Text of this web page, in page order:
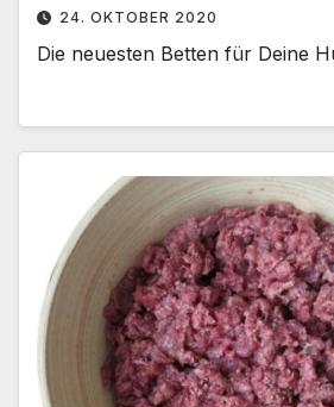
24. OKTOBER 2020
Die neuesten Betten für Deine